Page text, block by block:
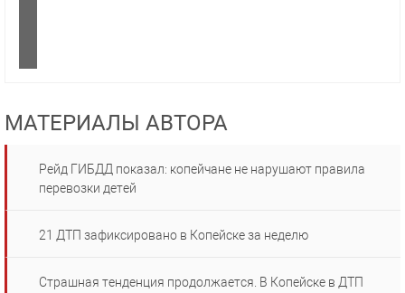
МАТЕРИАЛЫ АВТОРА
Рейд ГИБДД показал: копейчане не нарушают правила
перевозки детей
21 ДТП зафиксировано в Копейске за неделю
Страшная тенденция продолжается. В Копейске в ДТП